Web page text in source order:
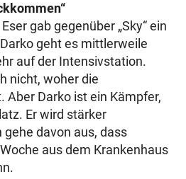
gab gegenüber „Sky“ ein
geht es mittlerweile
auf der Intensivstation.
nicht, woher die
Darko ist ein Kämpfer,
Er wird stärker
davon aus, dass
aus dem Krankenhaus